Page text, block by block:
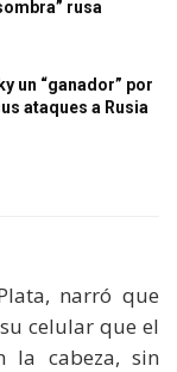
rusa
un “ganador” por
ataques a Rusia
narró que
celular que el
la cabeza, sin